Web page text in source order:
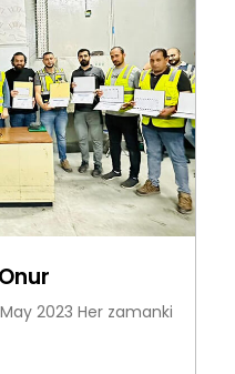
2023 Her zamanki